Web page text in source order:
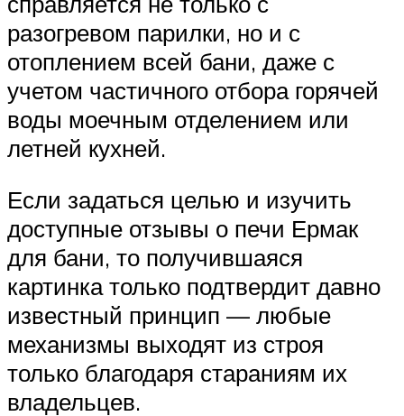
разогревом парилки, но и с
отоплением всей бани, даже с
учетом частичного отбора горячей
воды моечным отделением или
летней кухней.
Если задаться целью и изучить
доступные отзывы о печи Ермак
для бани, то получившаяся
картинка только подтвердит давно
известный принцип — любые
механизмы выходят из строя
только благодаря стараниям их
владельцев.